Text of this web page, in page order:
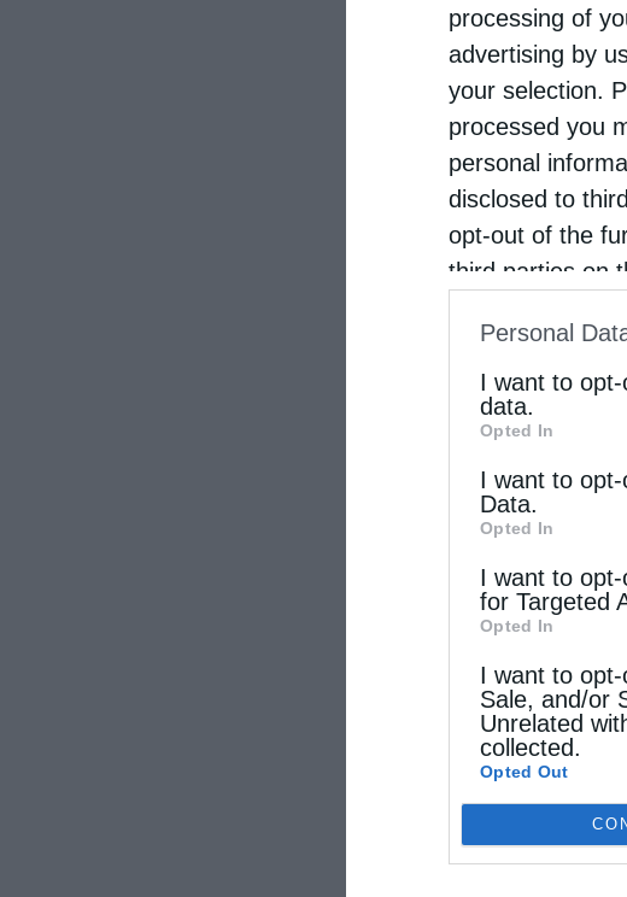
processing of
advertising by
your selection.
processed you
personal
disclosed to
opt-out of the
third parties on
IAB’s List of
other third
Personal
I want to
data.
Opted In
I want to
Data.
Opted In
I want to
for Targeted
Opted In
I want to
Sale, and/or
Unrelated
collected.
Opted Out